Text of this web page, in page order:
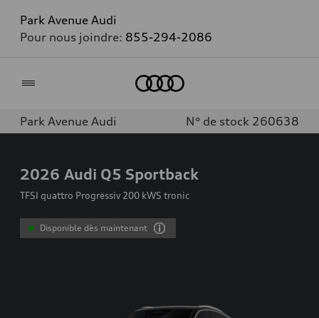
Park Avenue Audi
Pour nous joindre: 855-294-2086
Park Avenue Audi N° de stock 260638
2026 Audi Q5 Sportback
TFSI quattro Progressiv 200 kWS tronic
Disponible dès maintenant